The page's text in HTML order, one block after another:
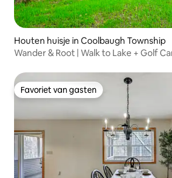
Houten huisje in Coolbaugh Township
Wander & Root | Walk to Lake + Golf
Favoriet van gasten
Favoriet van gasten